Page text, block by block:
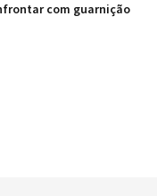
com guarnição